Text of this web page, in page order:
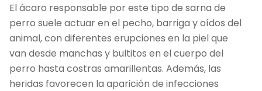
El ácaro responsable por este tipo de sarna de
perro suele actuar en el pecho, barriga y oídos del
animal, con diferentes erupciones en la piel que
van desde manchas y bultitos en el cuerpo del
perro hasta costras amarillentas. Además, las
heridas favorecen la aparición de infecciones